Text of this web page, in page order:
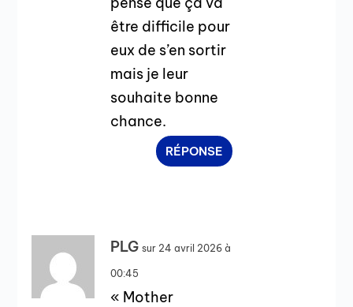
être difficile pour
eux de s’en sortir
mais je leur
souhaite bonne
chance.
RÉPONSE
PLG sur 24 avril 2026 à
00:45
« Mother